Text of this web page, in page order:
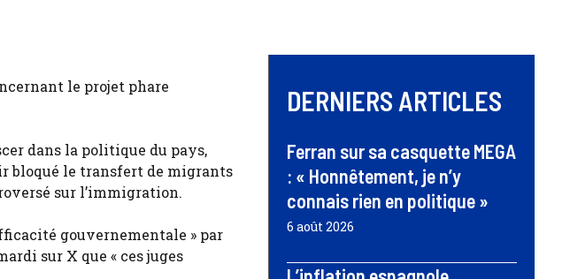
le projet phare
dans la politique du pays,
bloqué le transfert de migrants
sur l’immigration.
gouvernementale » par
sur X que « ces juges
DERNIERS ARTICLES
Ferran sur sa casquette MEGA
: « Honnêtement, je n’y
connais rien en politique »
6 août 2026